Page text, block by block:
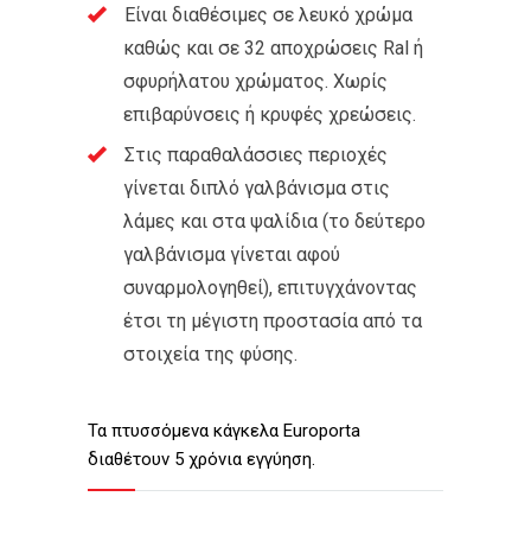
Είναι διαθέσιμες σε λευκό χρώμα
καθώς και σε 32 αποχρώσεις Ral ή
σφυρήλατου χρώματος. Χωρίς
επιβαρύνσεις ή κρυφές χρεώσεις.
Στις παραθαλάσσιες περιοχές
γίνεται διπλό γαλβάνισμα στις
λάμες και στα ψαλίδια (το δεύτερο
γαλβάνισμα γίνεται αφού
συναρμολογηθεί), επιτυγχάνοντας
έτσι τη μέγιστη προστασία από τα
στοιχεία της φύσης.
Τα πτυσσόμενα κάγκελα Europorta
διαθέτουν 5 χρόνια εγγύηση.